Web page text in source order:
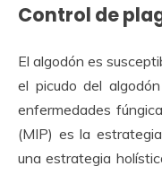
Control de
El algodón es
el picudo del
enfermedades
(MIP) es la
una estrategia